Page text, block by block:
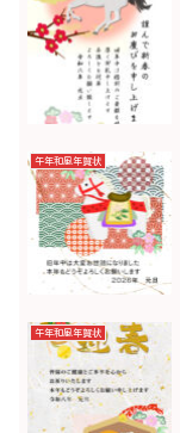
午年和風年賀状
午年和風年賀状